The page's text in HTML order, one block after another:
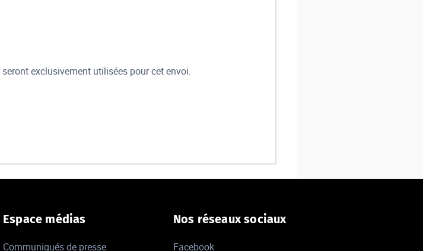
exclusivement utilisées pour cet envoi.
Espace médias
Communiqués de presse
Nos réseaux sociaux
Facebook